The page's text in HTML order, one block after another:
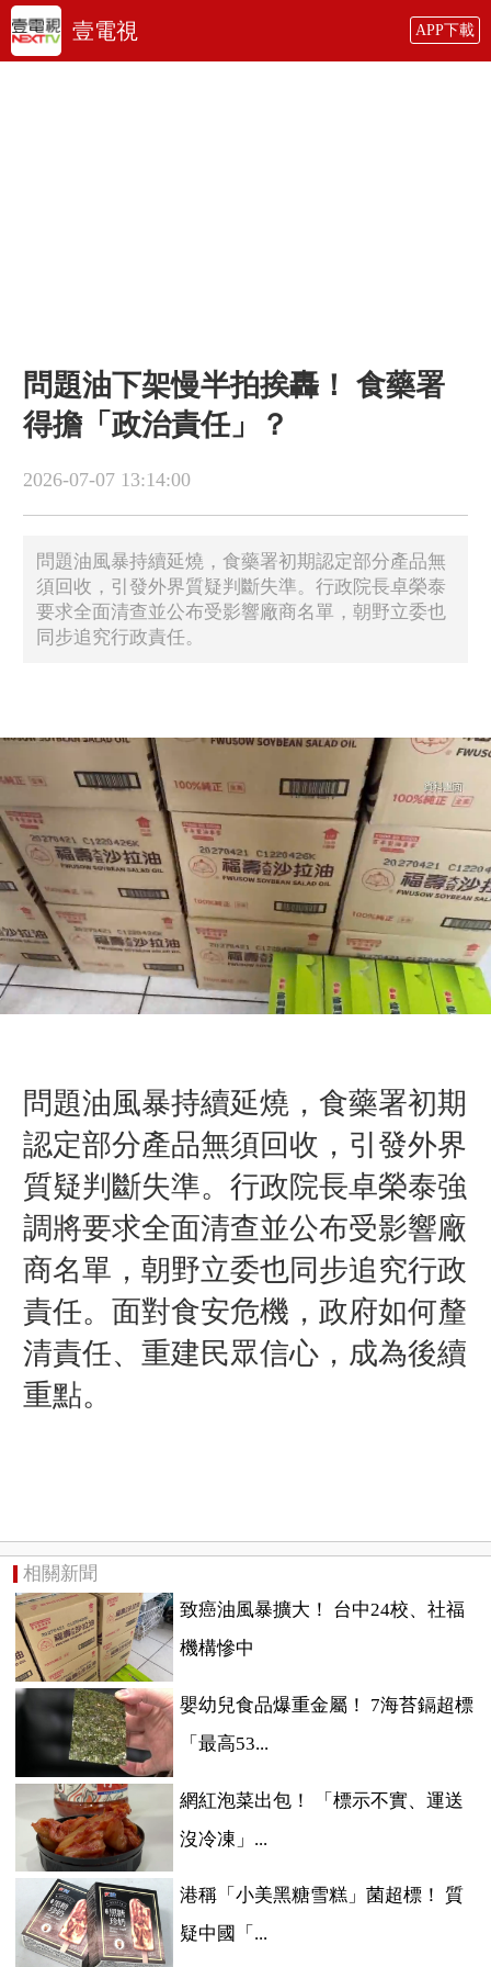
壹電視 APP下載
問題油下架慢半拍挨轟！ 食藥署
得擔「政治責任」？
2026-07-07 13:14:00
問題油風暴持續延燒，食藥署初期認定部分產品無
須回收，引發外界質疑判斷失準。行政院長卓榮泰
要求全面清查並公布受影響廠商名單，朝野立委也
同步追究行政責任。
問題油風暴持續延燒，食藥署初期
認定部分產品無須回收，引發外界
質疑判斷失準。行政院長卓榮泰強
調將要求全面清查並公布受影響廠
商名單，朝野立委也同步追究行政
責任。面對食安危機，政府如何釐
清責任、重建民眾信心，成為後續
重點。
相關新聞
致癌油風暴擴大！ 台中24校、社福
機構慘中
嬰幼兒食品爆重金屬！ 7海苔鎘超標
「最高53...
網紅泡菜出包！ 「標示不實、運送
沒冷凍」...
港稱「小美黑糖雪糕」菌超標！ 質
疑中國「...